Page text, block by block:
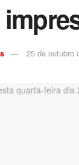
25 de outubro